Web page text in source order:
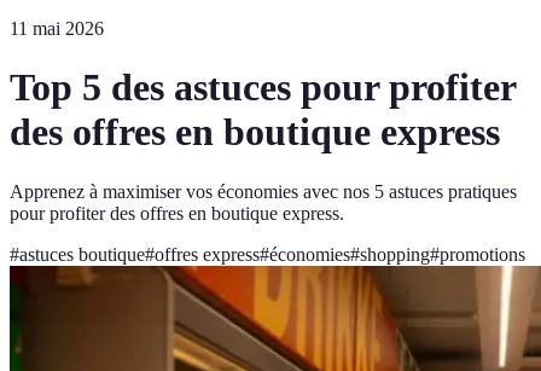
11 mai 2026
Top 5 des astuces pour profiter
des offres en boutique express
Apprenez à maximiser vos économies avec nos 5 astuces pratiques
pour profiter des offres en boutique express.
#astuces boutique#offres express#économies#shopping#promotions